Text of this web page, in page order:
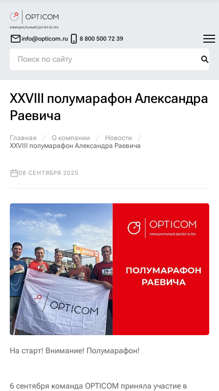
info@opticom.ru 8 800 500 72 39
XXVIII полумарафон Александра
Раевича
Главная О компании
Новости
XXVIII полумарафон Александра Раевича
08 СЕНТЯБРЯ 2025
На старт! Внимание! Полумарафон!
6 сентября команда OPTICOM приняла участие в